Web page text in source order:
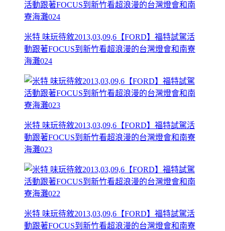
米特 味玩待敘2013,03,09,6【FORD】福特試駕活
動跟著FOCUS到新竹看超浪漫的台灣燈會和南寮
海灘024
米特 味玩待敘2013,03,09,6【FORD】福特試駕活
動跟著FOCUS到新竹看超浪漫的台灣燈會和南寮
海灘023
米特 味玩待敘2013,03,09,6【FORD】福特試駕活
動跟著FOCUS到新竹看超浪漫的台灣燈會和南寮